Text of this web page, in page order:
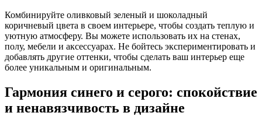
Комбинируйте оливковый зеленый и шоколадный
коричневый цвета в своем интерьере, чтобы создать теплую и
уютную атмосферу. Вы можете использовать их на стенах,
полу, мебели и аксессуарах. Не бойтесь экспериментировать и
добавлять другие оттенки, чтобы сделать ваш интерьер еще
более уникальным и оригинальным.
Гармония синего и серого: спокойствие
и ненавязчивость в дизайне